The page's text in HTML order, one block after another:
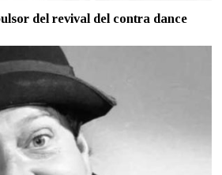
del revival del contra dance